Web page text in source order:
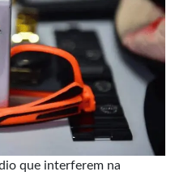
que interferem na